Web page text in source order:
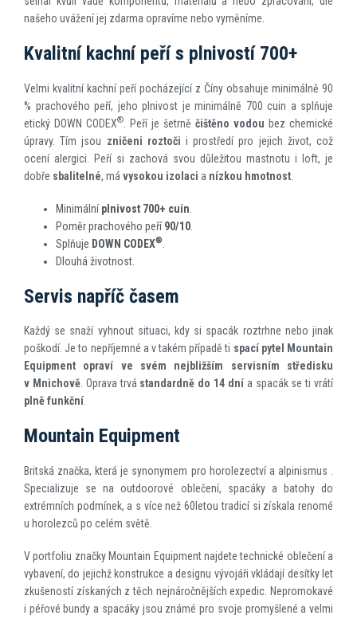
našeho uvážení jej zdarma opravíme nebo vyměníme.
Kvalitní kachní peří s plnivostí 700+
Velmi kvalitní kachní peří pocházející z Číny obsahuje minimálně 90
% prachového peří, jeho plnivost je minimálně 700 cuin a splňuje
etický DOWN CODEX® . Peří je šetrně čištěno vodou bez chemické
úpravy. Tím jsou zničeni roztoči i prostředí pro jejich život, což
ocení alergici. Peří si zachová svou důležitou mastnotu i loft, je
dobře sbalitelné, má vysokou izolaci a nízkou hmotnost
Minimálníplnivost 700+ cuin
Poměr prachového peří90/10
Splňuje DOWN CODEX®
Dlouhá životnost.
Servis napříč časem
Každý se snaží vyhnout situaci, kdy si spacák roztrhne nebo jinak
poškodí. Je to nepříjemné a v takém případě ti spací pytel
Mountain
Equipment opraví ve svém nejbližším servisním středisku
v Mnichově. Oprava trvá standardně do 14 dnía spacák se ti vrátí
plně funkční.
Mountain Equipment
Britská značka, která je synonymem pro horolezectví a alpinismus .
Specializuje se na outdoorové oblečení, spacáky a batohy do
extrémních podmínek, a s více než 60letou tradicí si získala renomé
u horolezců po celém světě.
V portfoliu značky Mountain Equipment najdete technické oblečení a
vybavení, do jejichž konstrukce a designu vývojáři vkládají desítky let
zkušeností získaných z těch nejnáročnějších expedic. Nepromokavé
i péřové bundy a spacáky jsou známé pro svoje promyšlené a velmi